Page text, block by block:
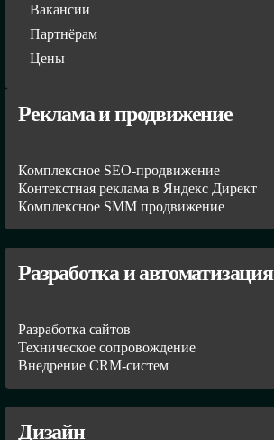
Вакансии
Партнёрам
Цены
Реклама и продвижение
Комплексное SEO-продвижение
Контекстная реклама в Яндекс Директ
Комплексное SMM продвижение
Разработка и автоматизация
Разработка сайтов
Техническое сопровождение
Внедрение CRM-систем
Дизайн